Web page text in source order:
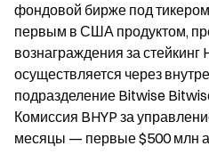
фондовой бирже под тикером
первым в США продуктом,
вознаграждения за стейкинг
осуществляется через
подразделение Bitwise
Комиссия BHYP за
месяцы — первые $500 млн